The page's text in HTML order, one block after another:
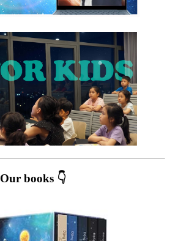
Our books 👇